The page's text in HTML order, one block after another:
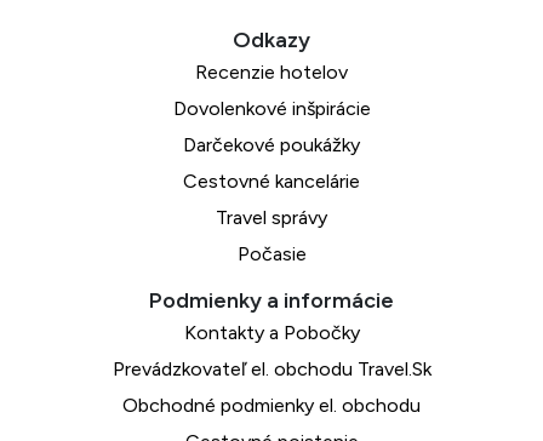
Recenzie hotelov
Dovolenkové inšpirácie
Darčekové poukážky
Cestovné kancelárie
Travel správy
Počasie
Kontakty a Pobočky
Prevádzkovateľ el. obchodu Travel.Sk
Obchodné podmienky el. obchodu